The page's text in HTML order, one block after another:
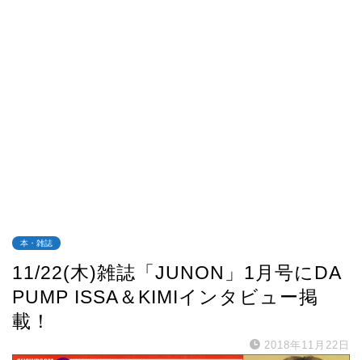
本・雑誌
11/22(木)雑誌「JUNON」1月号にDA
PUMP ISSA＆KIMIインタビュー掲
載！
2018年11月22日